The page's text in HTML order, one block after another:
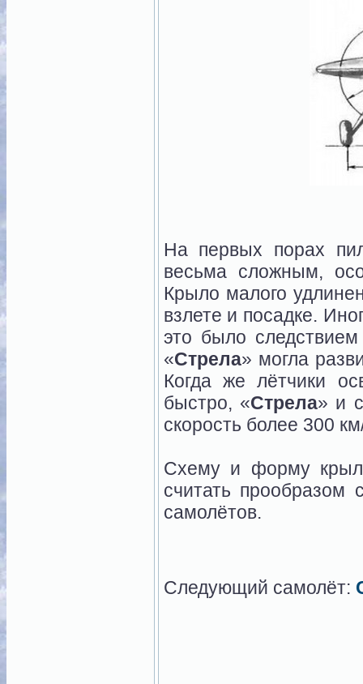
На первых порах
весьма сложным,
Крыло малого
взлете и посадке.
это было
«Стрела» могла
Когда же лётчики
быстро, «Стрела» и
скорость более 300
Схему и форму
считать прообразом
самолётов.
Следующий самолёт: